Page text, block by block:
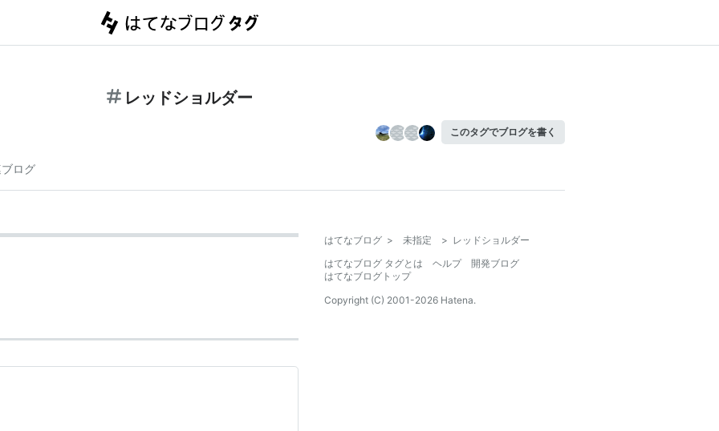
レッドショルダー
このタグでブログを書く
ログ
はてなブログ > 未指定 > レッドショルダー
はてなブログ タグとは
ヘルプ
開発ブログ
はてなブログトップ
Copyright (C) 2001-2026 Hatena.